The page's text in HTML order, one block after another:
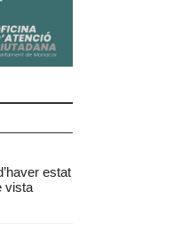
estat
vista